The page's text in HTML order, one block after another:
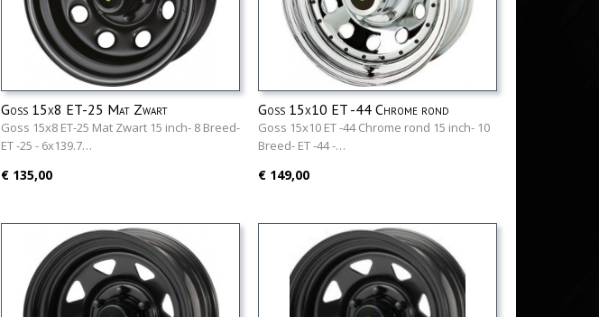
Goss 15x8 ET-25 Mat Zwart
Goss 15x8 ET-25 Mat Zwart 15 inch- 8 Breed-
ET -25 - 6x139.7…
€ 135,00
Goss 15x10 ET -44 Chrome rond
Goss 15x10 ET -44 Chrome rond 15 inch- 10
Breed- ET -44 -…
€ 149,00